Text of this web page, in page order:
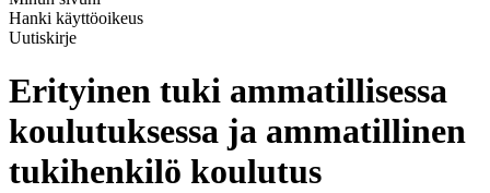
Hanki käyttöoikeus
Uutiskirje
Erityinen tuki ammatillisessa
koulutuksessa ja ammatillinen
tukihenkilö koulutus